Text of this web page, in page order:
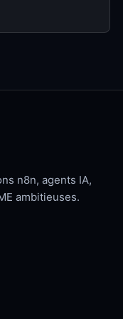
n8n, agents IA,
ambitieuses.